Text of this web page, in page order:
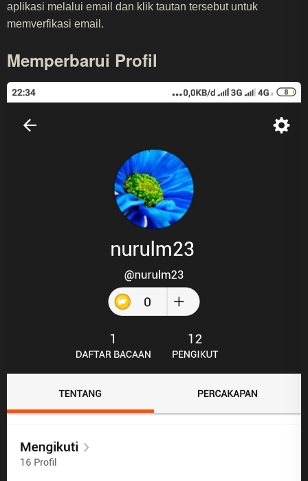
aplikasi melalui email dan klik tautan tersebut untuk
memverfikasi email.
Memperbarui Profil